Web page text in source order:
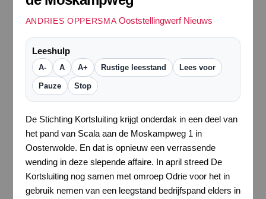
ANDRIES OPPERSMA Ooststellingwerf Nieuws
Leeshulp
A- A A+ Rustige leesstand Lees voor
Pauze Stop
De Stichting Kortsluiting krijgt onderdak in een deel van
het pand van Scala aan de Moskampweg 1 in
Oosterwolde. En dat is opnieuw een verrassende
wending in deze slepende affaire. In april streed De
Kortsluiting nog samen met omroep Odrie voor het in
gebruik nemen van een leegstand bedrijfspand elders in